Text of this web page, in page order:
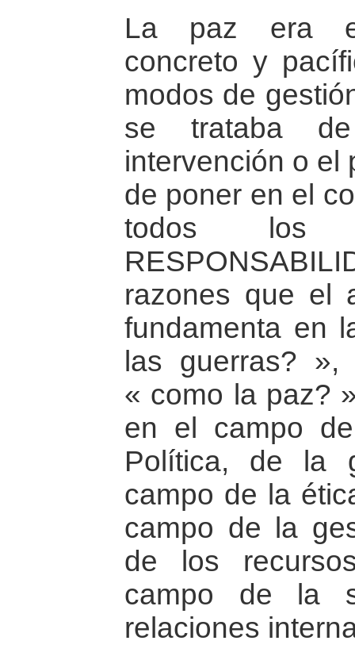
La paz era
concreto y
modos de
se trataba
intervención o el
de poner en el
todos los
razones que el
fundamenta en
las guerras?
« como la paz?
en el campo
Política, de la
campo de la
campo de la
de los
campo de la
relaciones